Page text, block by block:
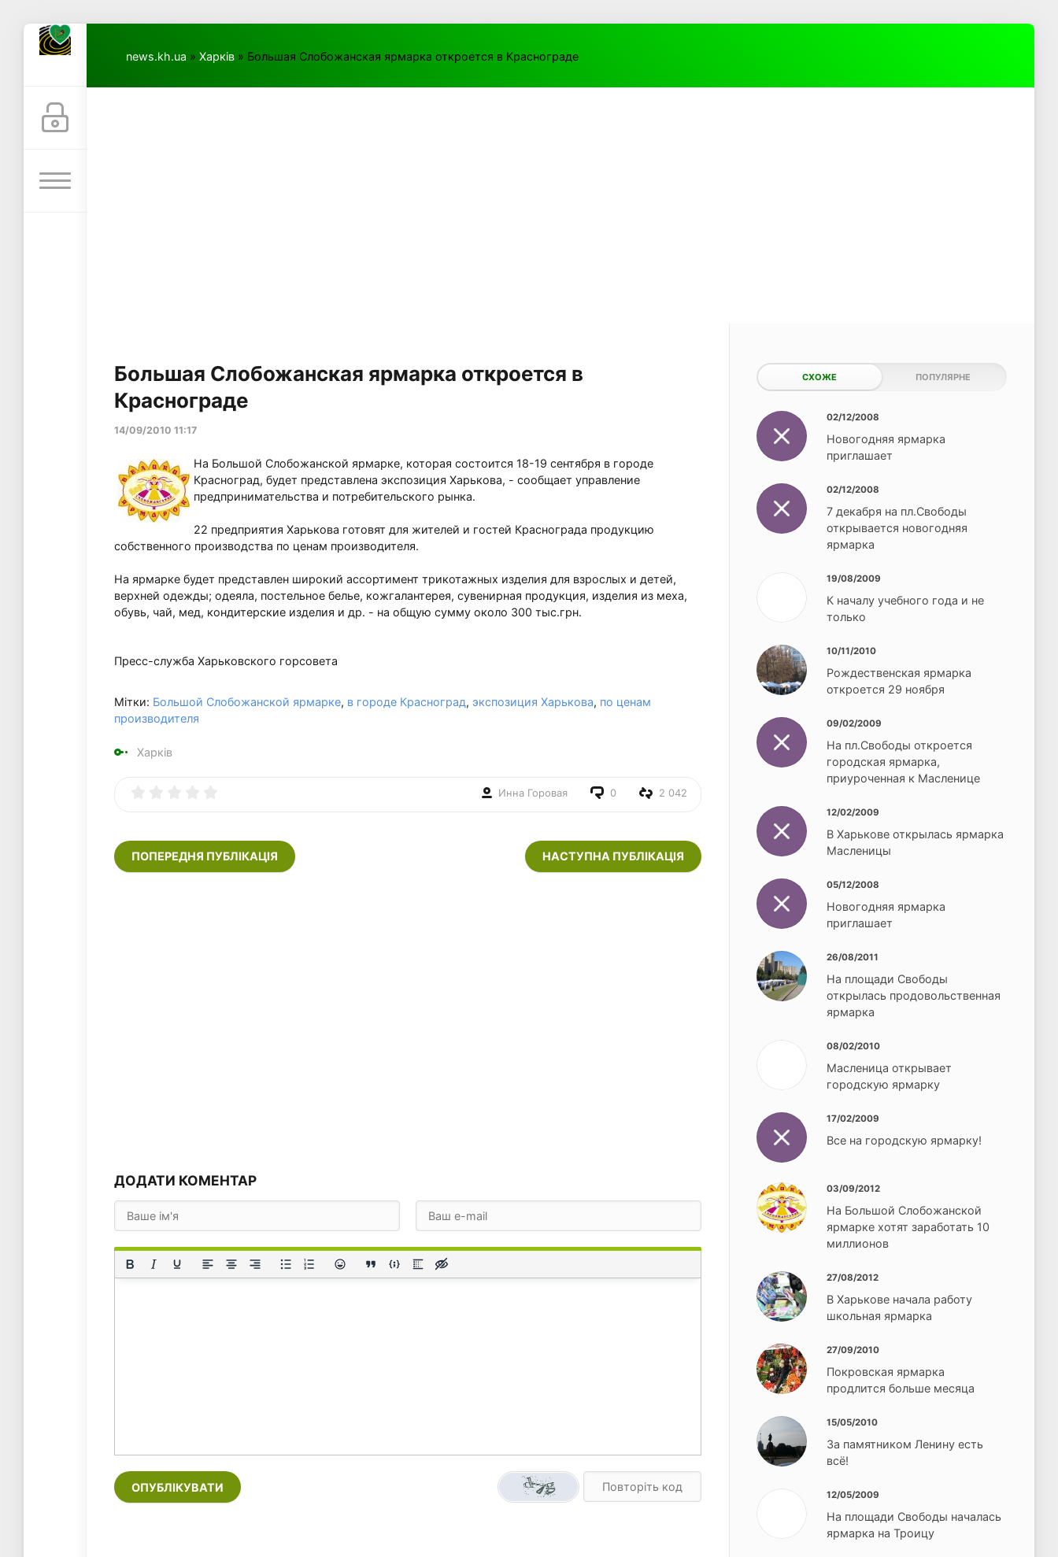
news.kh.ua » Харків » Большая Слобожанская ярмарка откроется в Краснограде
Большая Слобожанская ярмарка откроется в
Краснограде
14/09/2010 11:17
На Большой Слобожанской ярмарке, которая состоится 18-19 сентября в городе
Красноград, будет представлена экспозиция Харькова, - сообщает управление
предпринимательства и потребительского рынка.
22 предприятия Харькова готовят для жителей и гостей Краснограда продукцию
собственного производства по ценам производителя.
На ярмарке будет представлен широкий ассортимент трикотажных изделия для взрослых и детей,
верхней одежды; одеяла, постельное белье, кожгалантерея, сувенирная продукция, изделия из меха,
обувь, чай, мед, кондитерские изделия и др. - на общую сумму около 300 тыс.грн.
Пресс-служба Харьковского горсовета
Мітки: Большой Слобожанской ярмарке, в городе Красноград, экспозиция Харькова, по ценам
производителя
Харків
Инна Горовая 0 2 042
ПОПЕРЕДНЯ ПУБЛІКАЦІЯ НАСТУПНА ПУБЛІКАЦІЯ
ДОДАТИ КОМЕНТАР
ОПУБЛІКУВАТИ
СХОЖЕ ПОПУЛЯРНЕ
02/12/2008
Новогодняя ярмарка
приглашает
02/12/2008
7 декабря на пл.Свободы
открывается новогодняя
ярмарка
19/08/2009
К началу учебного года и не
только
10/11/2010
Рождественская ярмарка
откроется 29 ноября
09/02/2009
На пл.Свободы откроется
городская ярмарка,
приуроченная к Масленице
12/02/2009
В Харькове открылась ярмарка
Масленицы
05/12/2008
Новогодняя ярмарка
приглашает
26/08/2011
На площади Свободы
открылась продовольственная
ярмарка
08/02/2010
Масленица открывает
городскую ярмарку
17/02/2009
Все на городскую ярмарку!
03/09/2012
На Большой Слобожанской
ярмарке хотят заработать 10
миллионов
27/08/2012
В Харькове начала работу
школьная ярмарка
27/09/2010
Покровская ярмарка
продлится больше месяца
15/05/2010
За памятником Ленину есть
всё!
12/05/2009
На площади Свободы началась
ярмарка на Троицу